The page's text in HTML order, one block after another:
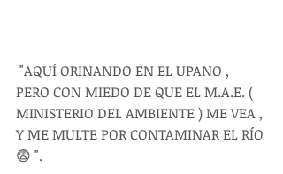
PERO CON MIEDO DE QUE EL M.A.E. (
MINISTERIO DEL AMBIENTE ) ME VEA ,
Y ME MULTE POR CONTAMINAR EL RÍO
😨 ".